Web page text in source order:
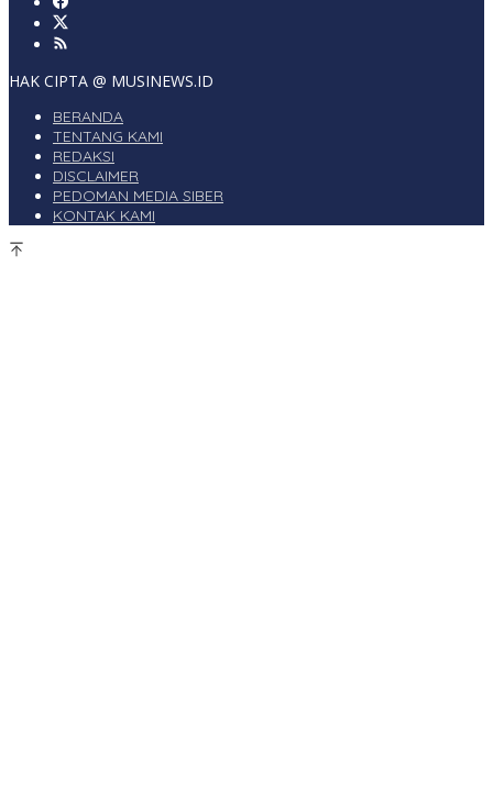
HAK CIPTA @ MUSINEWS.ID
BERANDA
TENTANG KAMI
REDAKSI
DISCLAIMER
PEDOMAN MEDIA SIBER
KONTAK KAMI